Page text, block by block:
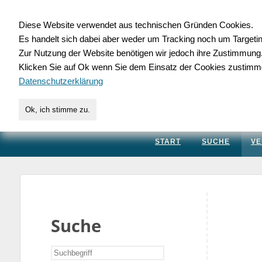
für Handwerk,
START SUCHE
Suche
Diese Website verwendet aus technischen Gründen Cookies.
Es handelt sich dabei aber weder um Tracking noch um
Zur Nutzung der Website benötigen wir jedoch ihre Zustimmung.
Klicken Sie auf Ok wenn Sie dem Einsatz der Cookies
Datenschutzerklärung
Ok, ich stimme zu.